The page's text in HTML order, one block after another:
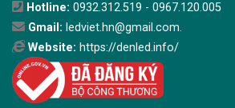
Hotline: 0932.312.519 - 0967.120.005
Gmail: ledviet.hn@gmail.com.
Website: https://denled.info/